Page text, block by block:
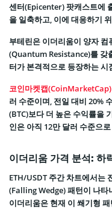
센터(Epicenter) 팟캐스트에
을 일축하고, 이에 대응하기
부테린은 이더리움이 양자
(Quantum Resistance)를 갖
터가 본격적으로 등장하는
코인마켓캡
러 수준이며, 전일 대비 20%
(BTC)보다 더 높은 수익률을
인은 아직 12만 달러 수준으
이더리움 가격 분석: 하
ETH/USDT 주간 차트에서는
(Falling Wedge) 패턴이 나타
이더리움은 현재 이 쐐기형